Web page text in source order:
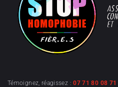
Témoignez, réagissez :07 71 80 08 71